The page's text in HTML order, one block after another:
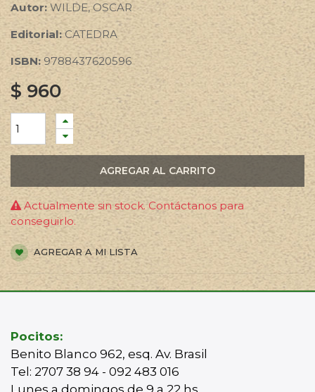
Autor: WILDE, OSCAR
Editorial: CATEDRA
ISBN: 9788437620596
$960
AGREGAR AL CARRITO
Actualmente sin stock. Contáctanos para
conseguirlo.
AGREGAR A MI LISTA
Pocitos:
Benito Blanco 962, esq. Av. Brasil
Tel: 2707 38 94 - 092 483 016
Lunes a domingos de 9 a 22 hs